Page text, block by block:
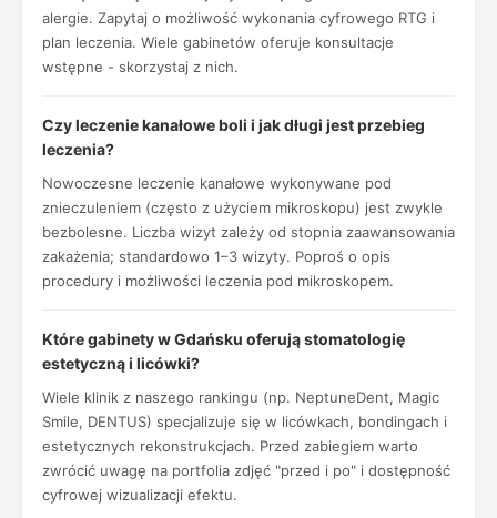
alergie. Zapytaj o możliwość wykonania cyfrowego RTG i
plan leczenia. Wiele gabinetów oferuje konsultacje
wstępne - skorzystaj z nich.
Czy leczenie kanałowe boli i jak długi jest przebieg
leczenia?
Nowoczesne leczenie kanałowe wykonywane pod
znieczuleniem (często z użyciem mikroskopu) jest zwykle
bezbolesne. Liczba wizyt zależy od stopnia zaawansowania
zakażenia; standardowo 1–3 wizyty. Poproś o opis
procedury i możliwości leczenia pod mikroskopem.
Które gabinety w Gdańsku oferują stomatologię
estetyczną i licówki?
Wiele klinik z naszego rankingu (np. NeptuneDent, Magic
Smile, DENTUS) specjalizuje się w licówkach, bondingach i
estetycznych rekonstrukcjach. Przed zabiegiem warto
zwrócić uwagę na portfolia zdjęć "przed i po" i dostępność
cyfrowej wizualizacji efektu.